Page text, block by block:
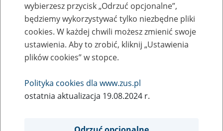
wybierzesz przycisk „Odrzuć opcjonalne”,
będziemy wykorzystywać tylko niezbędne pliki
cookies. W każdej chwili możesz zmienić swoje
ustawienia. Aby to zrobić, kliknij „Ustawienia
plików cookies” w stopce.
Polityka cookies dla www.zus.pl
ostatnia aktualizacja 19.08.2024 r.